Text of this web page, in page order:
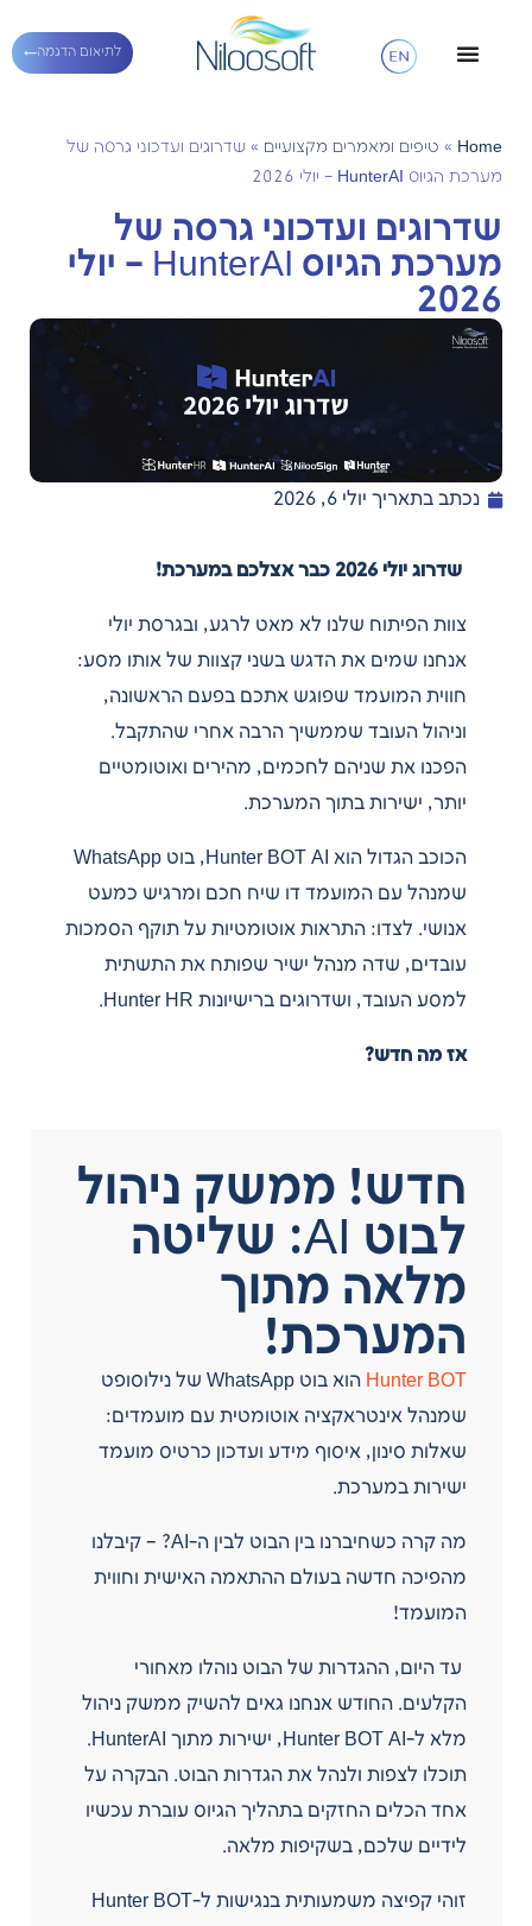
לתיאום הדגמה
Home
» טיפים ומאמרים מקצועיים » שדרוגים ועדכוני גרסה של
מערכת הגיוס HunterAI – יולי 2026
שדרוגים ועדכוני גרסה של
מערכת הגיוס HunterAI – יולי
2026
נכתב בתאריך יולי 6, 2026
שדרוג יולי 2026 כבר אצלכם במערכת!
צוות הפיתוח שלנו לא מאט לרגע, ובגרסת יולי
אנחנו שמים את הדגש בשני קצוות של אותו מסע:
חווית המועמד שפוגש אתכם בפעם הראשונה,
וניהול העובד שממשיך הרבה אחרי שהתקבל.
הפכנו את שניהם לחכמים, מהירים ואוטומטיים
יותר, ישירות בתוך המערכת.
הכוכב הגדול הוא Hunter BOT AI, בוט WhatsApp
שמנהל עם המועמד דו שיח חכם ומרגיש כמעט
אנושי. לצדו: התראות אוטומטיות על תוקף הסמכות
עובדים, שדה מנהל ישיר שפותח את התשתית
למסע העובד, ושדרוגים ברישיונות Hunter HR.
אז מה חדש?
חדש! ממשק ניהול
לבוט AI: שליטה
מלאה מתוך
המערכת!
Hunter BOT
הוא בוט WhatsApp של נילוסופט
שמנהל אינטראקציה אוטומטית עם מועמדים:
שאלות סינון, איסוף מידע ועדכון כרטיס מועמד
ישירות במערכת.
מה קרה כשחיברנו בין הבוט לבין ה-AI? – קיבלנו
מהפיכה חדשה בעולם ההתאמה האישית וחווית
המועמד!
עד היום, ההגדרות של הבוט נוהלו מאחורי
הקלעים. החודש אנחנו גאים להשיק ממשק ניהול
מלא ל-Hunter BOT AI, ישירות מתוך HunterAI.
תוכלו לצפות ולנהל את הגדרות הבוט. הבקרה על
אחד הכלים החזקים בתהליך הגיוס עוברת עכשיו
לידיים שלכם, בשקיפות מלאה.
זוהי קפיצה משמעותית בנגישות ל-Hunter BOT